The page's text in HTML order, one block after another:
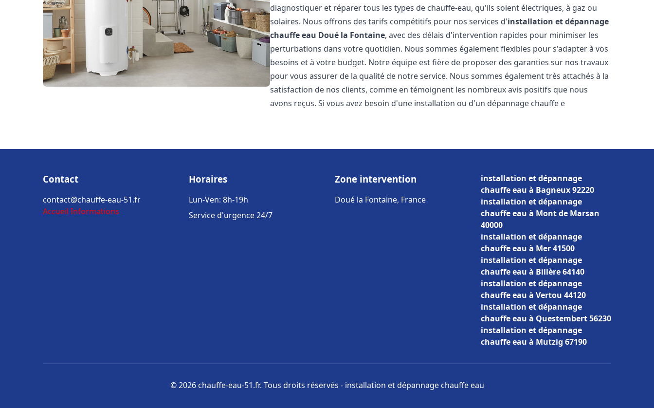
diagnostiquer et réparer tous les types de chauffe-eau, qu'ils soient électriques, à gaz ou
solaires. Nous offrons des tarifs compétitifs pour nos services d'installation et dépannage
chauffe eau Doué la Fontaine, avec des délais d'intervention rapides pour minimiser les
perturbations dans votre quotidien. Nous sommes également flexibles pour s'adapter à vos
besoins et à votre budget. Notre équipe est fière de proposer des garanties sur nos travaux
pour vous assurer de la qualité de notre service. Nous sommes également très attachés à la
satisfaction de nos clients, comme en témoignent les nombreux avis positifs que nous
avons reçus. Si vous avez besoin d'une installation ou d'un dépannage chauffe e
Contact
contact@chauffe-eau-51.fr
Accueil Informations
Horaires
Lun-Ven: 8h-19h
Service d'urgence 24/7
Zone intervention
Doué la Fontaine, France
installation et dépannage
chauffe eau à Bagneux 92220
installation et dépannage
chauffe eau à Mont de Marsan
40000
installation et dépannage
chauffe eau à Mer 41500
installation et dépannage
chauffe eau à Billère 64140
installation et dépannage
chauffe eau à Vertou 44120
installation et dépannage
chauffe eau à Questembert 56230
installation et dépannage
chauffe eau à Mutzig 67190
© 2026 chauffe-eau-51.fr. Tous droits réservés - installation et dépannage chauffe eau